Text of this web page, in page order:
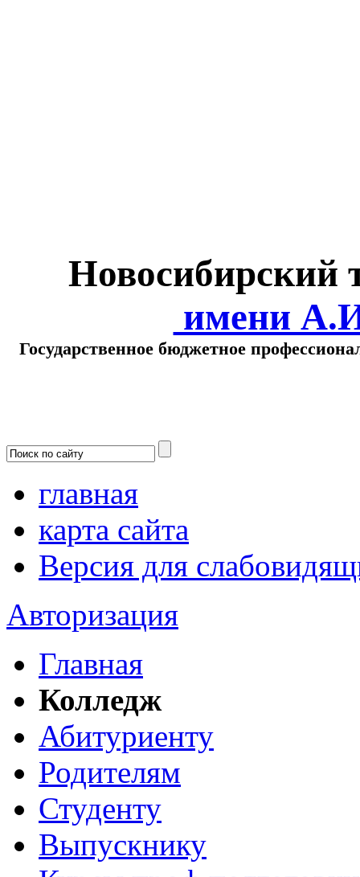
Новосибирский
имени
Государственное бюджетное
главная
карта сайта
Версия для
Авторизация
Главная
Колледж
Абитуриенту
Родителям
Студенту
Выпускнику